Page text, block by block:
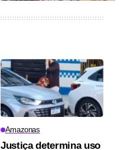
Amazonas
Justiça determina uso